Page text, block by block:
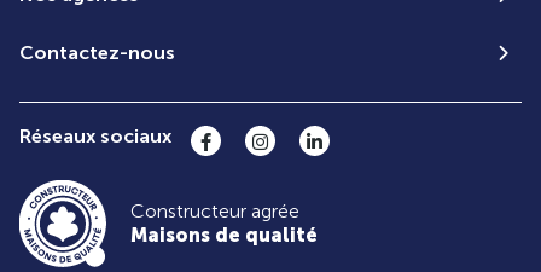
Contactez-nous
Réseaux sociaux
Constructeur agrée
Maisons de qualité